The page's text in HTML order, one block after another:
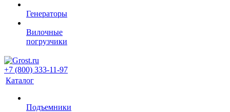
Генераторы
Вилочные
погрузчики
+7 (800) 333-11-97
Каталог
Подъемники